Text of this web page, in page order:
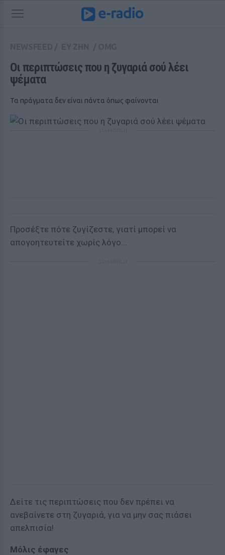
Οι περιπτώσεις που η ζυγαριά σού λέει
ψέματα
Τα πράγματα δεν είναι πάντα όπως φαίνονται
Προσέξτε πότε ζυγίζεστε, γιατί μπορεί να
απογοητευτείτε χωρίς λόγο...
Δείτε τις περιπτώσεις που δεν πρέπει να
ανεβαίνετε στη ζυγαριά, για να μην σας πιάσει
απελπισία!
Μόλις έφαγες